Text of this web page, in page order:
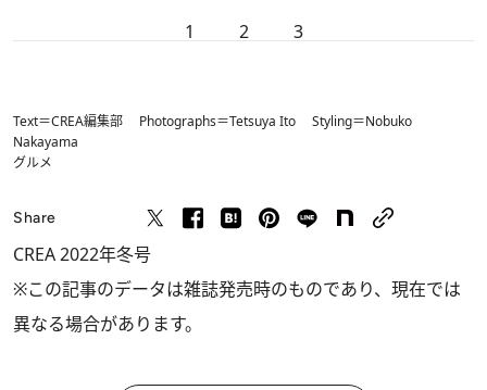
1 2 3
Text＝CREA編集部 Photographs＝Tetsuya Ito Styling＝Nobuko
Nakayama
グルメ
Share
CREA 2022年冬号
※この記事のデータは雑誌発売時のものであり、現在では
異なる場合があります。